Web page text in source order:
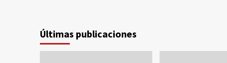
Últimas publicaciones